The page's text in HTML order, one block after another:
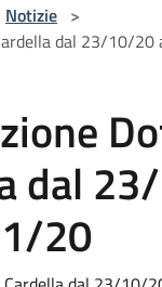
Notizie >
dal 23/10/
dal
20